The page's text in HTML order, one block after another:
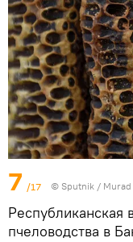
7 /17 © Sputnik /
Республиканская
пчеловодства в